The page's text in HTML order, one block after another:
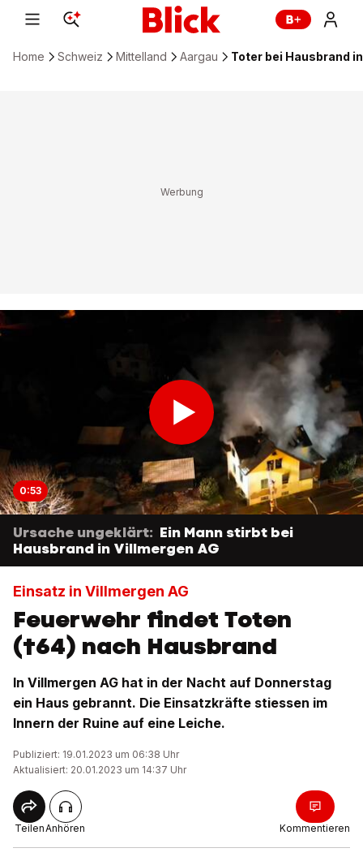
Home Schweiz Mittelland Aargau Toter bei Hausbrand
0:53
Ursache ungeklärt: Ein Mann stirbt bei
Hausbrand in Villmergen AG
Einsatz in Villmergen AG
Feuerwehr findet Toten
(†64) nach Hausbrand
In Villmergen AG hat in der Nacht auf Donnerstag
ein Haus gebrannt. Die Einsatzkräfte stiessen im
Innern der Ruine auf eine Leiche.
Publiziert: 19.01.2023 um 06:38 Uhr
Aktualisiert: 20.01.2023 um 14:37 Uhr
TeilenAnhören Kommentieren